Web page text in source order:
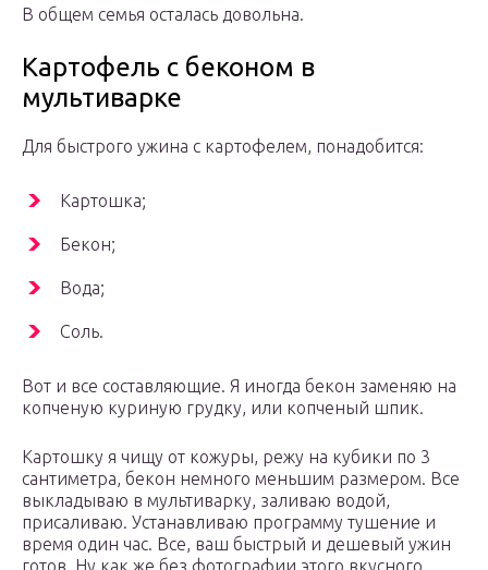
В общем семья осталась довольна.
Картофель с беконом в
мультиварке
Для быстрого ужина с картофелем, понадобится:
Картошка;
Бекон;
Вода;
Соль.
Вот и все составляющие. Я иногда бекон заменяю на
копченую куриную грудку, или копченый шпик.
Картошку я чищу от кожуры, режу на кубики по 3
сантиметра, бекон немного меньшим размером. Все
выкладываю в мультиварку, заливаю водой,
присаливаю. Устанавливаю программу тушение и
время один час. Все, ваш быстрый и дешевый ужин
готов. Ну как же без фотографии этого вкусного